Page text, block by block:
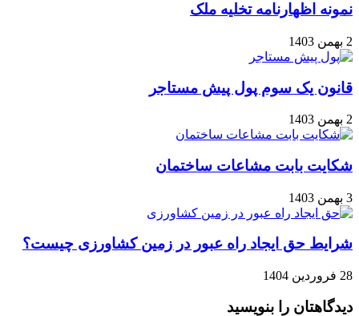
نمونه اظهارنامه تخلیه ملک
2 بهمن 1403
قانون یک سوم پول پیش مستاجر
2 بهمن 1403
شکایت بابت مشاعات ساختمان
3 بهمن 1403
شرایط حق ایجاد راه عبور در زمین کشاورزی چیست؟
28 فروردین 1404
دیدگاهتان را بنویسید